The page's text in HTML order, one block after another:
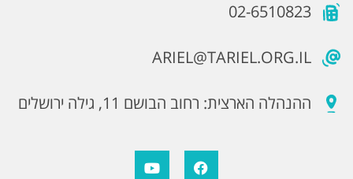
02-6510823
ARIEL@TARIEL.ORG.IL
ההנהלה הארצית: רחוב הבושם 11, גילה ירושלים